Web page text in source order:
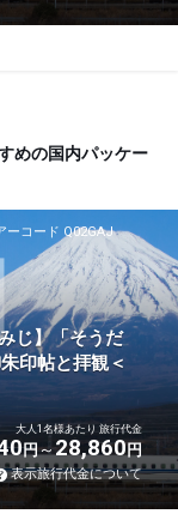
めの国内パッケー
ーコード Q02GAJ
じ】「そうだ
印帖と拝観＜
大人1名様あたり 旅行代金
円 28,860円
表示旅行代金について